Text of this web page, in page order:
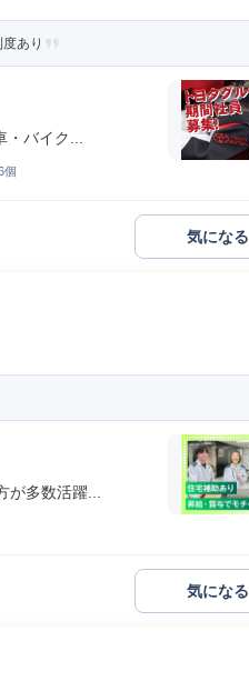
あり
バイク...
個
気になる
多数活躍...
気になる